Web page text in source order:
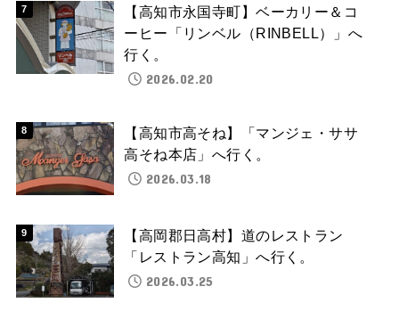
【高知市永国寺町】ベーカリー＆コ
ーヒー「リンベル（RINBELL）」へ
行く。
2026.02.20
【高知市高そね】「マンジェ・ササ
高そね本店」へ行く。
2026.03.18
【高岡郡日高村】道のレストラン
「レストラン高知」へ行く。
2026.03.25